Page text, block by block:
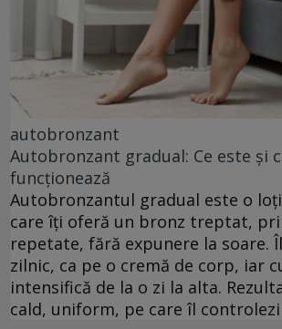
autobronzant
Autobronzant gradual: Ce este și
funcționează
Autobronzantul gradual este o
care îți oferă un bronz treptat,
repetate, fără expunere la soare.
zilnic, ca pe o cremă de corp, iar
intensifică de la o zi la alta.
cald, uniform, pe care îl